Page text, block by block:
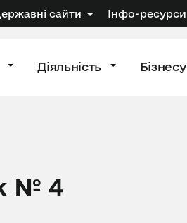
сайти Інфо-ресурси
Діяльність Бізнесу
№ 4